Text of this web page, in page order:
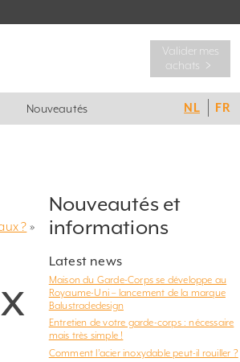
Valider mes
achats ﹥
Nouveautés NL FR
? »
Nouveautés et
informations
Latest news
Maison du Garde-Corps se développe au
Royaume-Uni – lancement de la marque
Balustradedesign
Entretien de votre garde-corps : nécessaire
mais très simple !
Comment l’acier inoxydable peut-il rouiller ?